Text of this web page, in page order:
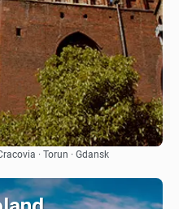
· Torun · Gdansk